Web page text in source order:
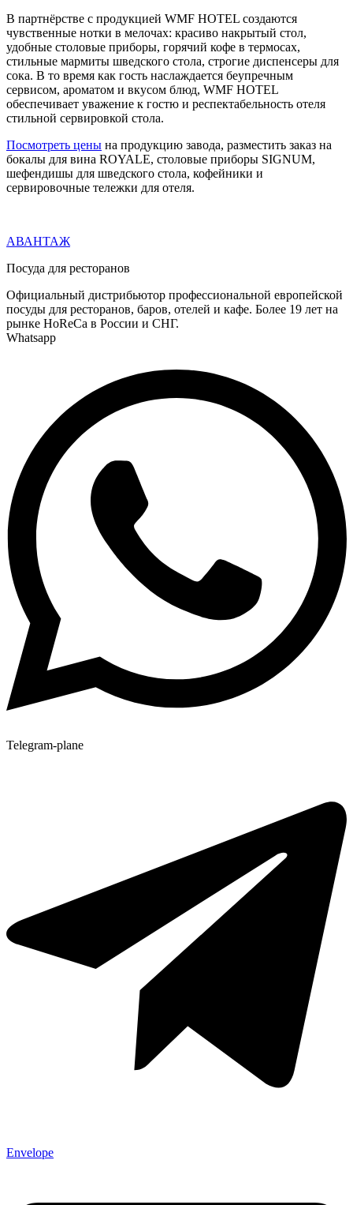
В партнёрстве с продукцией WMF HOTEL создаются
чувственные нотки в мелочах: красиво накрытый стол,
удобные столовые приборы, горячий кофе в термосах,
стильные мармиты шведского стола, строгие диспенсеры для
сока. В то время как гость наслаждается беупречным
сервисом, ароматом и вкусом блюд, WMF HOTEL
обеспечивает уважение к гостю и респектабельность отеля
стильной сервировкой стола.
Посмотреть цены на продукцию завода, разместить заказ на
бокалы для вина ROYALE, столовые приборы SIGNUM,
шефендишы для шведского стола, кофейники и
сервировочные тележки для отеля.
АВАНТАЖ
Посуда для ресторанов
Официальный дистрибьютор профессиональной европейской
посуды для ресторанов, баров, отелей и кафе. Более 19 лет на
рынке HoReCa в России и СНГ.
Whatsapp
Telegram-plane
Envelope